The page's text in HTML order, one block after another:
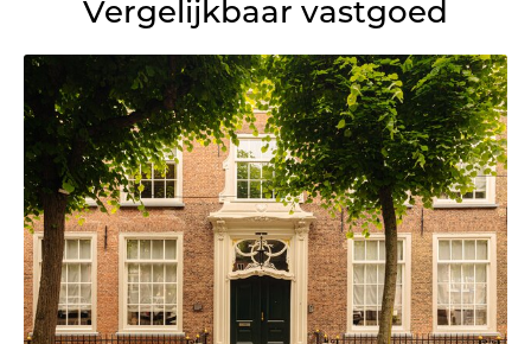
Vergelijkbaar vastgoed